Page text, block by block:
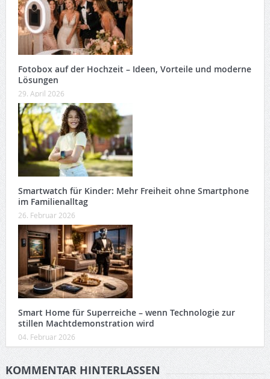
Fotobox auf der Hochzeit – Ideen, Vorteile und moderne
Lösungen
29. April 2026
Smartwatch für Kinder: Mehr Freiheit ohne Smartphone
im Familienalltag
26. Februar 2026
Smart Home für Superreiche – wenn Technologie zur
stillen Machtdemonstration wird
04. Februar 2026
KOMMENTAR HINTERLASSEN